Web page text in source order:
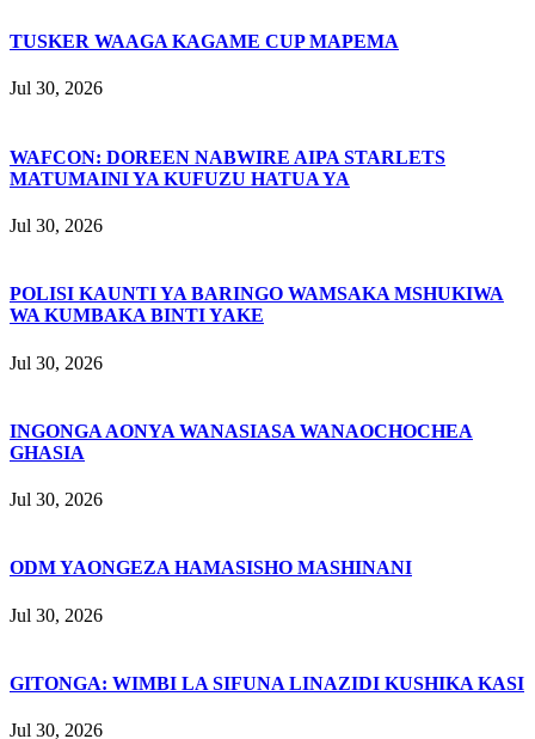
TUSKER WAAGA KAGAME CUP MAPEMA
Jul 30, 2026
WAFCON: DOREEN NABWIRE AIPA STARLETS
MATUMAINI YA KUFUZU HATUA YA
Jul 30, 2026
POLISI KAUNTI YA BARINGO WAMSAKA MSHUKIWA
WA KUMBAKA BINTI YAKE
Jul 30, 2026
INGONGA AONYA WANASIASA WANAOCHOCHEA
GHASIA
Jul 30, 2026
ODM YAONGEZA HAMASISHO MASHINANI
Jul 30, 2026
GITONGA: WIMBI LA SIFUNA LINAZIDI KUSHIKA KASI
Jul 30, 2026